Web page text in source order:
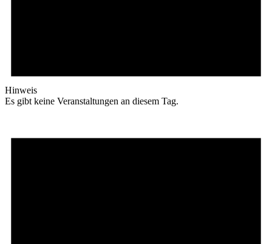
Hinweis
Es gibt keine Veranstaltungen an diesem Tag.